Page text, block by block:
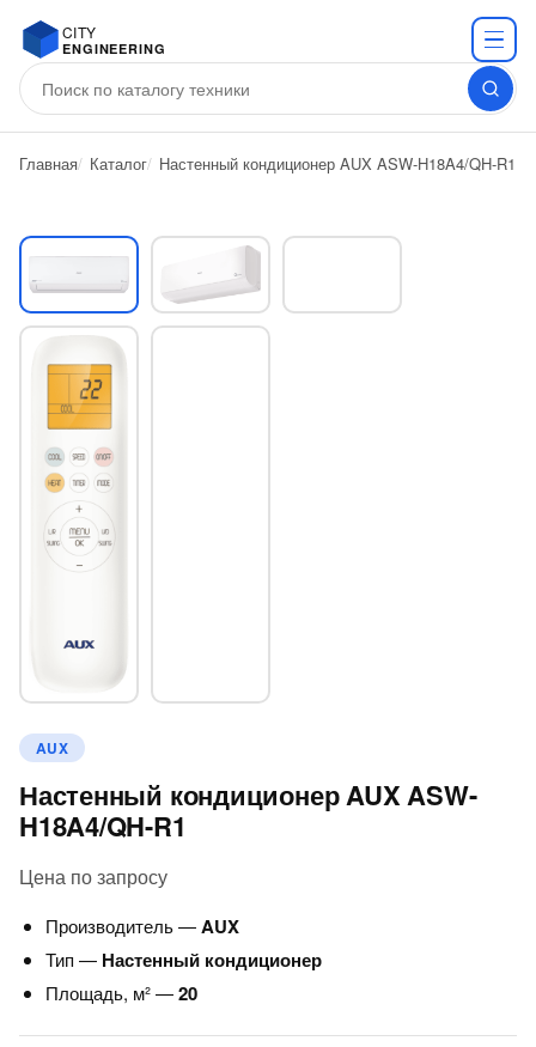
CITY
ENGINEERING
Главная Каталог Настенный кондиционер AUX ASW-H18A4/QH-R1
AUX
Настенный кондиционер AUX ASW-
H18A4/QH-R1
Цена по запросу
Производитель —AUX
Тип — Настенный кондиционер
Площадь, м² —20